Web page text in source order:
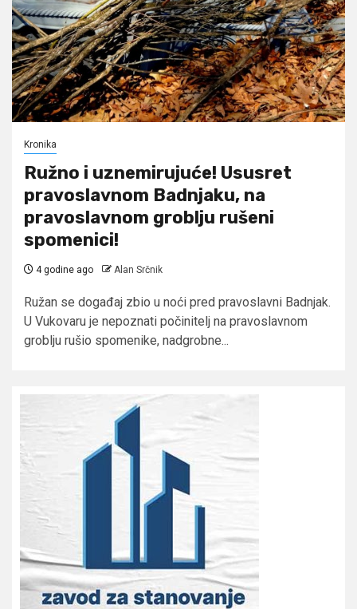
Kronika
Ružno i uznemirujuće! Ususret
pravoslavnom Badnjaku, na
pravoslavnom groblju rušeni
spomenici!
4 godine ago Alan Srčnik
Ružan se događaj zbio u noći pred pravoslavni Badnjak.
U Vukovaru je nepoznati počinitelj na pravoslavnom
groblju rušio spomenike, nadgrobne...